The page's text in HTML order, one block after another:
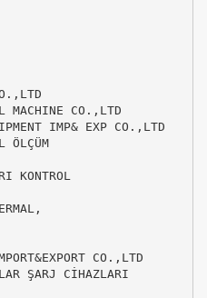
MACHINE CO.,LTD
IMP& EXP CO.,LTD
ÖLÇÜM
KONTROL
CO.,LTD
ŞARJ CİHAZLARI